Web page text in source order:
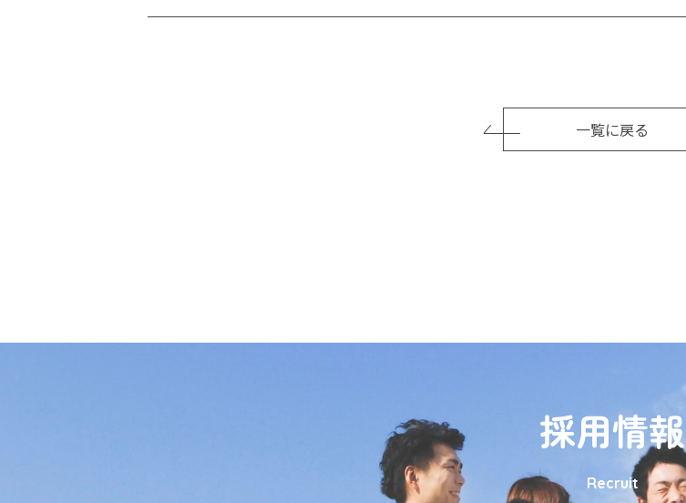
一覧に戻る
採用情報
Recruit